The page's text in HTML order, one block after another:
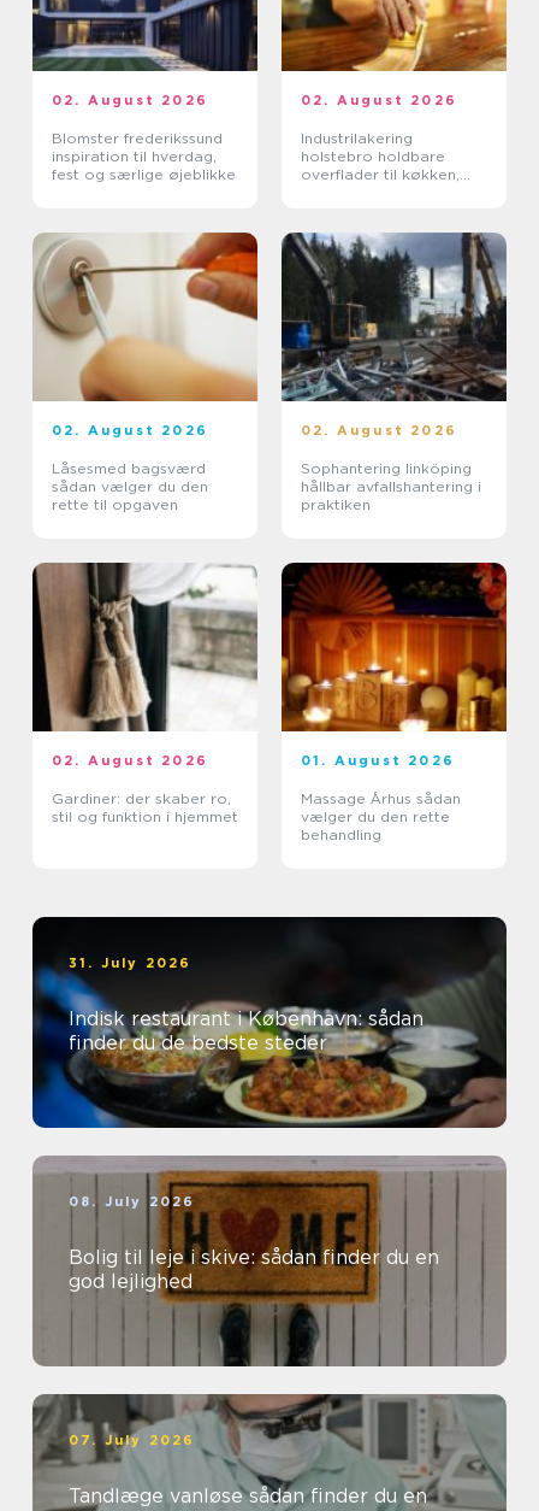
02. August 2026
Blomster frederikssund
inspiration til hverdag,
fest og særlige øjeblikke
02. August 2026
Industrilakering
holstebro holdbare
overflader til køkken,
02. August 2026
Låsesmed bagsværd
sådan vælger du den
rette til opgaven
02. August 2026
Sophantering linköping
hållbar avfallshantering i
praktiken
02. August 2026
Gardiner: der skaber ro,
stil og funktion i hjemmet
01. August 2026
Massage Århus sådan
vælger du den rette
behandling
31. July 2026
Indisk restaurant i København: sådan
finder du de bedste steder
08. July 2026
Bolig til leje i skive: sådan finder du en
god lejlighed
07. July 2026
Tandlæge vanløse sådan finder du en